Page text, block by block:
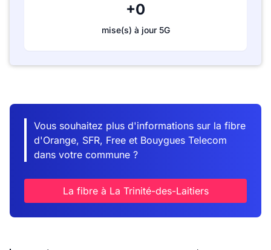
+0
mise(s) à jour 5G
Vous souhaitez plus d'informations sur la fibre
d'Orange, SFR, Free et Bouygues Telecom
dans votre commune ?
La fibre à La Trinité-des-Laitiers